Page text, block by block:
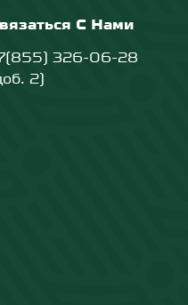
С Нами
326-06-28
2)